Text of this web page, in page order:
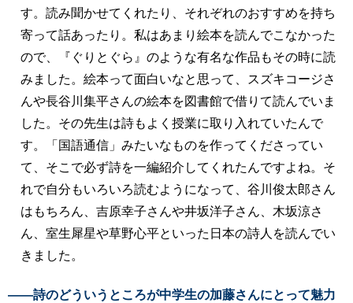
す。読み聞かせてくれたり、それぞれのおすすめを持ち
寄って話あったり。私はあまり絵本を読んでこなかった
ので、『ぐりとぐら』のような有名な作品もその時に読
みました。絵本って面白いなと思って、スズキコージさ
んや長谷川集平さんの絵本を図書館で借りて読んでいま
した。その先生は詩もよく授業に取り入れていたんで
す。「国語通信」みたいなものを作ってくださってい
て、そこで必ず詩を一編紹介してくれたんですよね。そ
れで自分もいろいろ読むようになって、谷川俊太郎さん
はもちろん、吉原幸子さんや井坂洋子さん、木坂涼さ
ん、室生犀星や草野心平といった日本の詩人を読んでい
きました。
――詩のどういうところが中学生の加藤さんにとって魅力